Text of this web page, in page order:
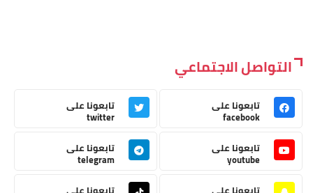
التواصل الاجتماعي
تابعونا على
facebook
تابعونا على
twitter
تابعونا على
youtube
تابعونا على
telegram